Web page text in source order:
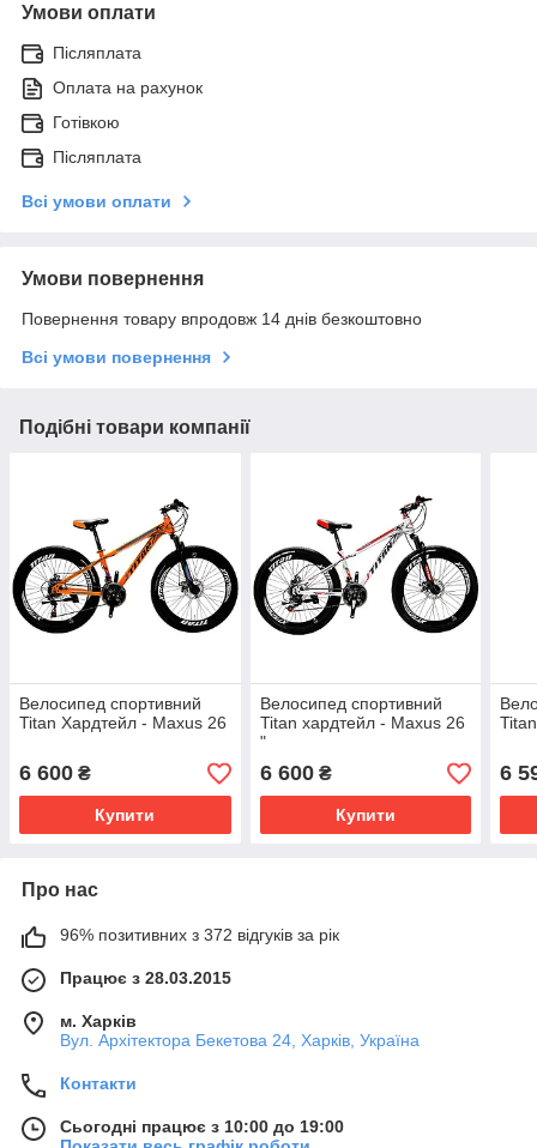
Умови оплати
Післяплата
Оплата на рахунок
Готівкою
Післяплата
Всі умови оплати
Умови повернення
Повернення товару впродовж 14 днів безкоштовно
Всі умови повернення
Подібні товари компанії
Велосипед спортивний
Titan Хардтейл - Maxus 26
6 600 ₴
Купити
Велосипед спортивний
Titan хардтейл - Maxus 26
"
6 600₴
Купити
6
Про нас
96% позитивних з 372 відгуків за рік
Працює з 28.03.2015
м. Харків
Вул. Архітектора Бекетова 24, Харків, Україна
Контакти
Сьогодні працює з 10:00 до 19:00